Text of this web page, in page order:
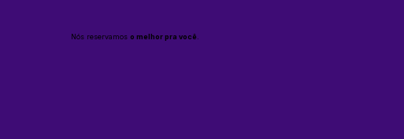
Nós reservamos o melhor pra você